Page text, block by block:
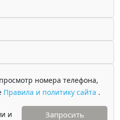
номера телефона,
Правила и политику сайта .
и
Запросить